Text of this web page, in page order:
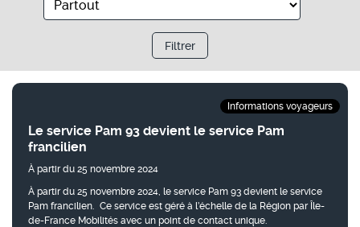
Filtrer
Le service Pam 93 devient le service Pam
francilien
À partir du 25 novembre 2024
À partir du 25 novembre 2024, le service Pam 93 devient le service
Pam francilien. Ce service est géré à l’échelle de la Région par Île-
de-France Mobilités avec un point de contact unique.
Informations voyageurs